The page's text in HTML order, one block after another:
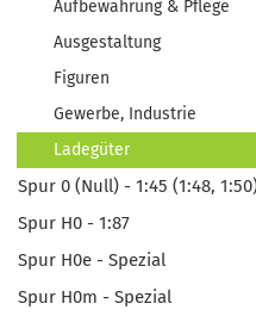
Aufbewahrung & Pflege
Ausgestaltung
Figuren
Gewerbe, Industrie
Ladegüter
Spur 0 (Null) - 1:45 (1:48,
Spur H0 - 1:87
Spur H0e - Spezial
Spur H0m - Spezial